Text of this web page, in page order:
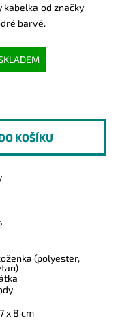
od značky
barvě.
(polyester,
x 8 cm